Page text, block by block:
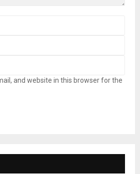
and website in this browser for the